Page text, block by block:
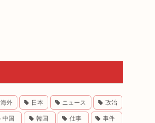
海外 日本 ニュース 政治
中国 韓国 仕事 事件